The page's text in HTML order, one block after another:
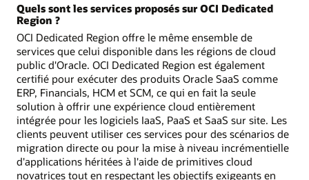
Quels sont les services proposés sur OCI Dedicated
Region ?
OCI Dedicated Region offre le même ensemble de
services que celui disponible dans les régions de cloud
public d'Oracle. OCI Dedicated Region est également
certifié pour exécuter des produits Oracle SaaS comme
ERP, Financials, HCM et SCM, ce qui en fait la seule
solution à offrir une expérience cloud entièrement
intégrée pour les logiciels IaaS, PaaS et SaaS sur site. Les
clients peuvent utiliser ces services pour des scénarios de
migration directe ou pour la mise à niveau incrémentielle
d'applications héritées à l'aide de primitives cloud
novatrices tout en respectant les objectifs exigeants en